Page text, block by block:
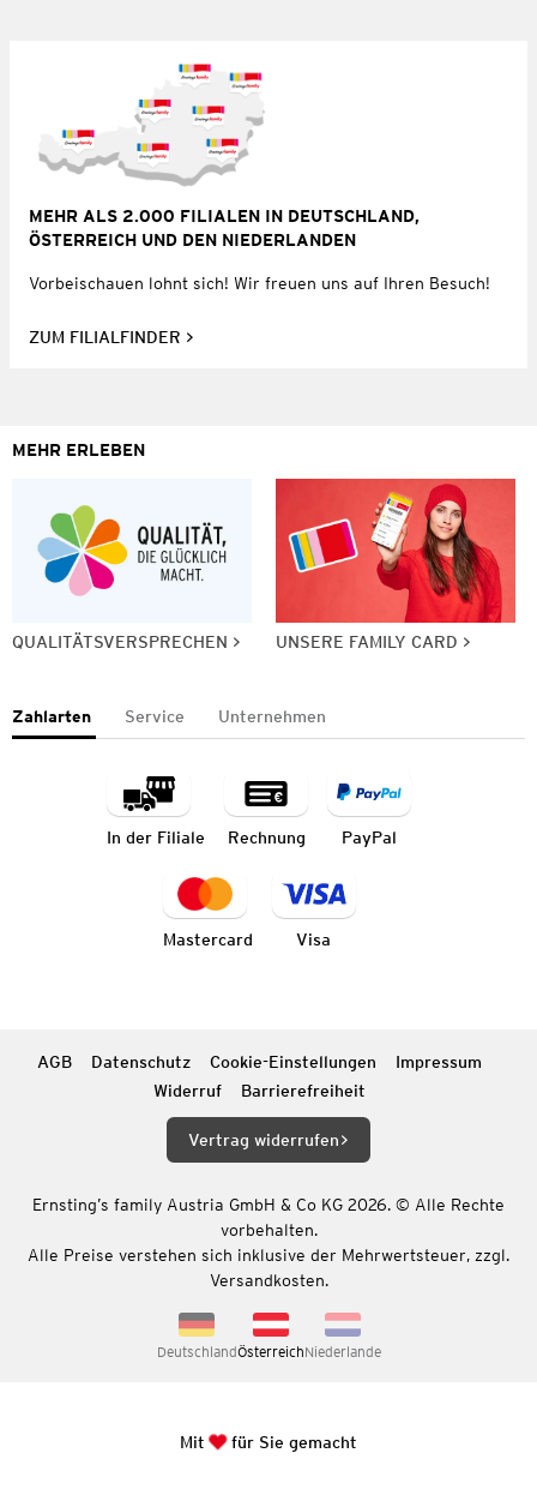
MEHR ALS 2.000 FILIALEN IN DEUTSCHLAND,
ÖSTERREICH UND DEN NIEDERLANDEN
Vorbeischauen lohnt sich! Wir freuen uns auf Ihren Besuch!
ZUM FILIALFINDER
MEHR ERLEBEN
QUALITÄTSVERSPRECHEN UNSERE FAMILY CARD
Zahlarten Service Unternehmen
In der Filiale Rechnung PayPal
Mastercard Visa
AGB Datenschutz Cookie-Einstellungen
Impressum
Widerruf
Barrierefreiheit
Vertrag widerrufen
Ernsting’s family Austria GmbH & Co KG 2026. © Alle Rechte
vorbehalten.
Alle Preise verstehen sich inklusive der Mehrwertsteuer, zzgl.
Versandkosten.
DeutschlandÖsterreichNiederlande
Mit für Sie gemacht